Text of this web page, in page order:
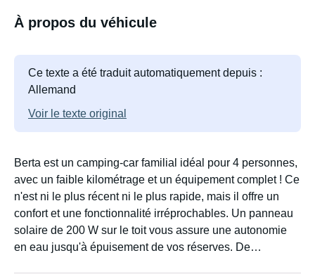
À propos du véhicule
Ce texte a été traduit automatiquement depuis :
Allemand
Voir le texte original
Berta est un camping-car familial idéal pour 4 personnes,
avec un faible kilométrage et un équipement complet ! Ce
n'est ni le plus récent ni le plus rapide, mais il offre un
confort et une fonctionnalité irréprochables. Un panneau
solaire de 200 W sur le toit vous assure une autonomie
en eau jusqu'à épuisement de vos réserves. De